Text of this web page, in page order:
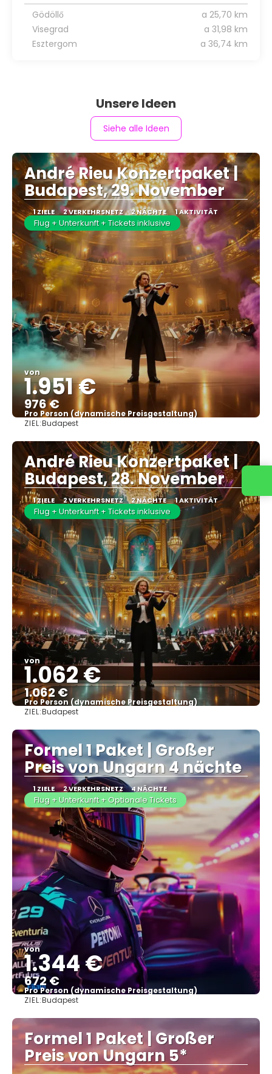
Gödöllő
a 25,70 km
Visegrad
a 31,98 km
Esztergom
a 36,74 km
Unsere Ideen
Siehe alle Ideen
André Rieu Konzertpaket |
Budapest, 29. November
1 ZIELE 2 VERKEHRSNETZ 2 NÄCHTE 1 AKTIVITÄT
Flug + Unterkunft + Tickets inklusive
von
1.951 €
976 €
Pro Person (dynamische Preisgestaltung)
ZIEL:Budapest
André Rieu Konzertpaket |
Budapest, 28. November
1 ZIELE 2 VERKEHRSNETZ 2 NÄCHTE 1 AKTIVITÄT
Flug + Unterkunft + Tickets inklusive
von
1.062 €
1.062 €
Pro Person (dynamische Preisgestaltung)
ZIEL:Budapest
Formel 1 Paket | Großer
Preis von Ungarn 4 nächte
1 ZIELE 2 VERKEHRSNETZ 4 NÄCHTE
Flug + Unterkunft + Optionale Tickets
von
1.344 €
672 €
Pro Person (dynamische Preisgestaltung)
ZIEL:Budapest
Formel 1 Paket | Großer
Preis von Ungarn 5*